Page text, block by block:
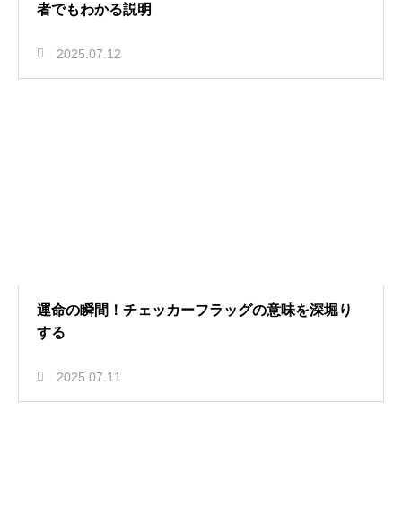
者でもわかる説明
2025.07.12
運命の瞬間！チェッカーフラッグの意味を深堀り
する
2025.07.11